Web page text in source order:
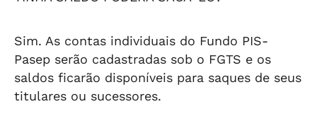
Sim. As contas individuais do Fundo PIS-
Pasep serão cadastradas sob o FGTS e os
saldos ficarão disponíveis para saques de seus
titulares ou sucessores.